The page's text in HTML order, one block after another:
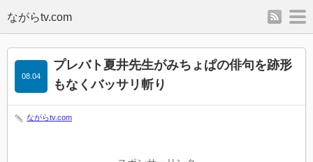
rss
プレバト夏井先生がみちょぱの俳句を跡形
もなくバッサリ斬り
08.04
ながらtv.com